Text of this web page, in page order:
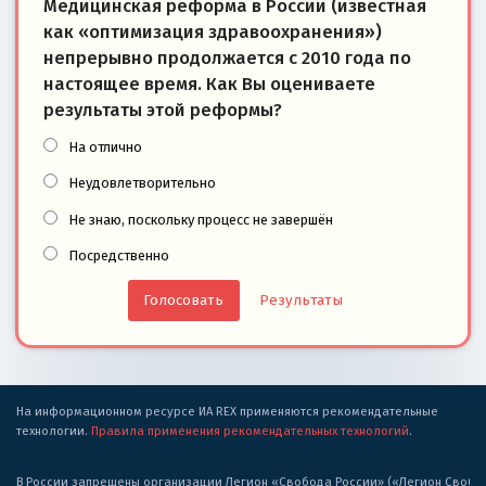
Медицинская реформа в России (известная
как «оптимизация здравоохранения»)
непрерывно продолжается с 2010 года по
настоящее время. Как Вы оцениваете
результаты этой реформы?
На отлично
Неудовлетворительно
Не знаю, поскольку процесс не завершён
Посредственно
Результаты
На информационном ресурсе ИА REX применяются рекомендательные
технологии. Правила применения рекомендательных технологий.
В России запрещены организации Легион «Свобода России» («Легион